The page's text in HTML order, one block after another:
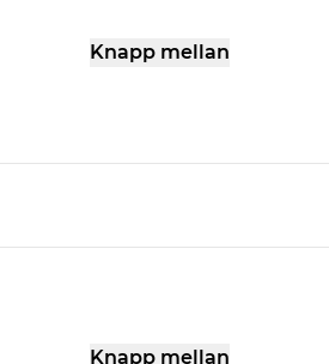
Knapp mellan
Knapp mellan